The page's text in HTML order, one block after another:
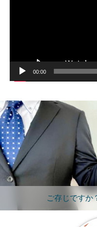
00:00
ご存じですか